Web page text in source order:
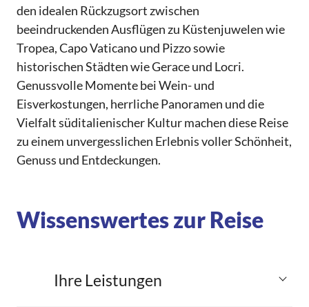
den idealen Rückzugsort zwischen
beeindruckenden Ausflügen zu Küstenjuwelen wie
Tropea, Capo Vaticano und Pizzo sowie
historischen Städten wie Gerace und Locri.
Genussvolle Momente bei Wein- und
Eisverkostungen, herrliche Panoramen und die
Vielfalt süditalienischer Kultur machen diese Reise
zu einem unvergesslichen Erlebnis voller Schönheit,
Genuss und Entdeckungen.
Wissenswertes zur Reise
Ihre Leistungen